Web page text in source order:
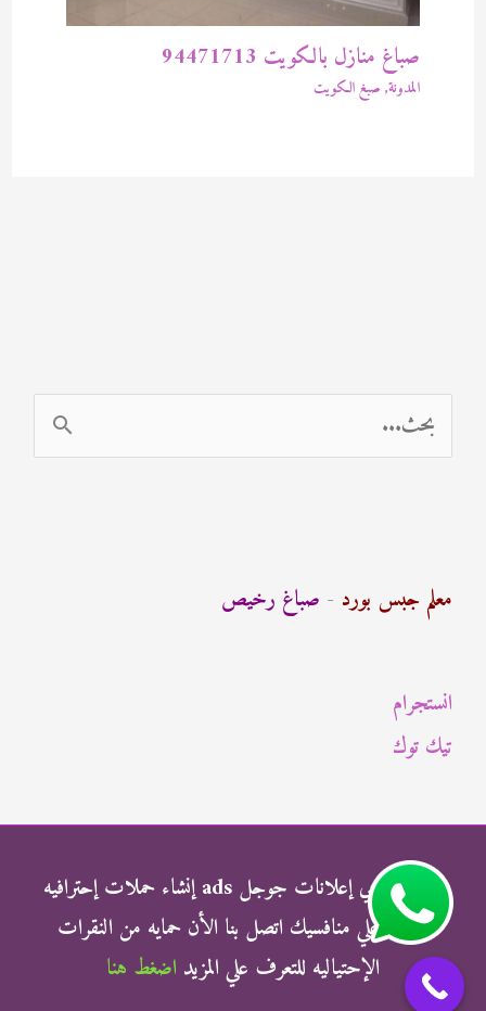
صباغ منازل بالكويت 94471713
المدونة, صبغ الكويت
ل
:
معلم جبس بورد - صباغ رخيص
انستجرام
تيك توك
شركة الناجي إعلانات جوجل ads إنشاء حملات إحترافيه
وتفوق علي منافسيك اتصل بنا الأن حمايه من النقرات
الإحتياليه للتعرف علي المزيد اضغط هنا